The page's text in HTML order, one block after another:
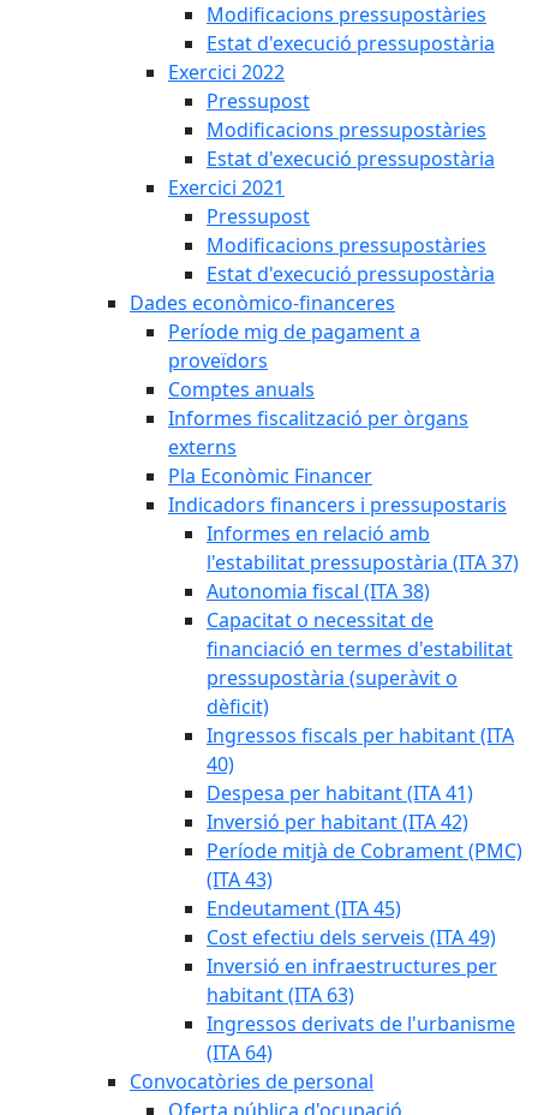
Modificacions pressupostàries
Estat d'execució pressupostària
Exercici 2022
Pressupost
Modificacions pressupostàries
Estat d'execució pressupostària
Exercici 2021
Pressupost
Modificacions pressupostàries
Estat d'execució pressupostària
Dades econòmico-financeres
Període mig de pagament a
proveïdors
Comptes anuals
Informes fiscalització per òrgans
externs
Pla Econòmic Financer
Indicadors financers i pressupostaris
Informes en relació amb
l'estabilitat pressupostària (ITA 37)
Autonomia fiscal (ITA 38)
Capacitat o necessitat de
financiació en termes d'estabilitat
pressupostària (superàvit o
dèficit)
Ingressos fiscals per habitant (ITA
40)
Despesa per habitant (ITA 41)
Inversió per habitant (ITA 42)
Període mitjà de Cobrament (PMC)
(ITA 43)
Endeutament (ITA 45)
Cost efectiu dels serveis (ITA 49)
Inversió en infraestructures per
habitant (ITA 63)
Ingressos derivats de l'urbanisme
(ITA 64)
Convocatòries de personal